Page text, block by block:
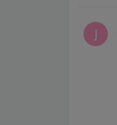
J